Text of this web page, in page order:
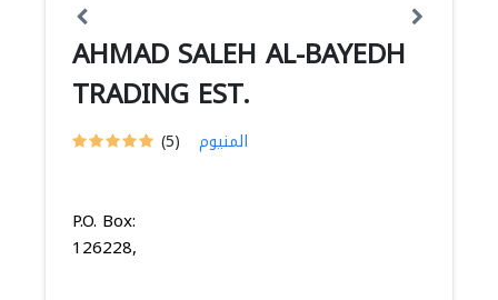
AHMAD SALEH AL-BAYEDH
TRADING EST.
(5) المنيوم
P.O. Box:
126228,